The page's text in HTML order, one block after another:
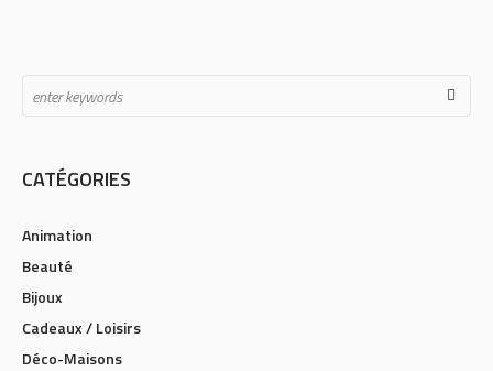
CATÉGORIES
Animation
Beauté
Bijoux
Cadeaux / Loisirs
Déco-Maisons